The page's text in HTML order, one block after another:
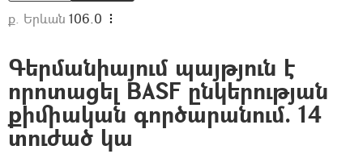
ք. Երևան 106.0
Գերմանիայում պայթյուն է
որոտացել BASF ընկերության
քիմիական գործարանում. 14
տուժած կա